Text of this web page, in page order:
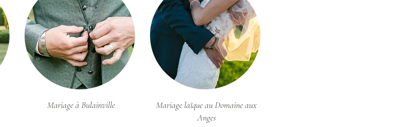
Mariage à Bulainville
Mariage laïque au Domaine aux
Anges